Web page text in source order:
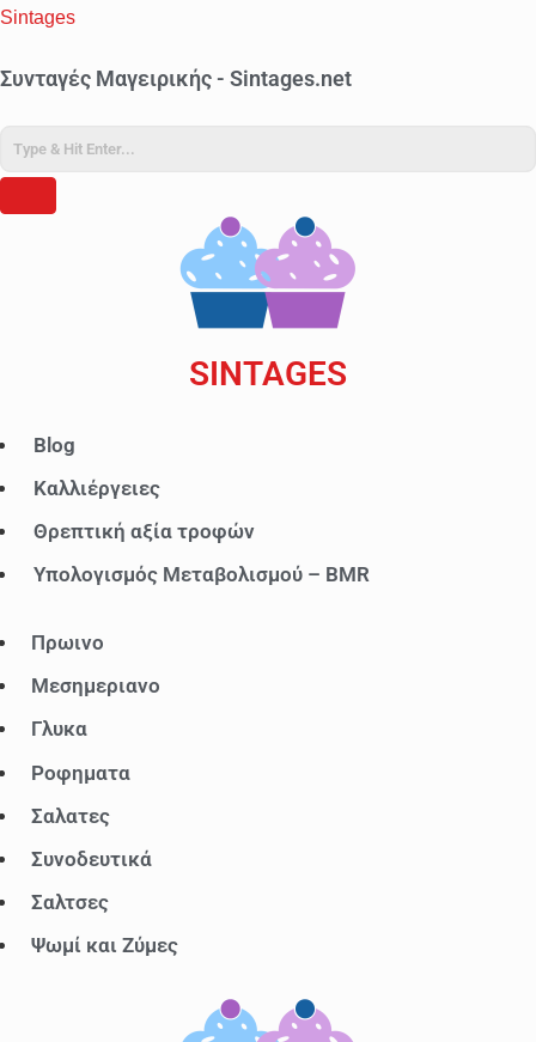
Sintages
Συνταγές Μαγειρικής - Sintages.net
SINTAGES
Μ
ύ
Blog
Καλλιέργειες
Θρεπτική αξία τροφών
Υπολογισμός Μεταβολισμού – BMR
Μ
ύ
Πρωινο
Μεσημεριανο
Γλυκα
Ροφηματα
Σαλατες
Συνοδευτικά
Σαλτσες
Ψωμί και Ζύμες